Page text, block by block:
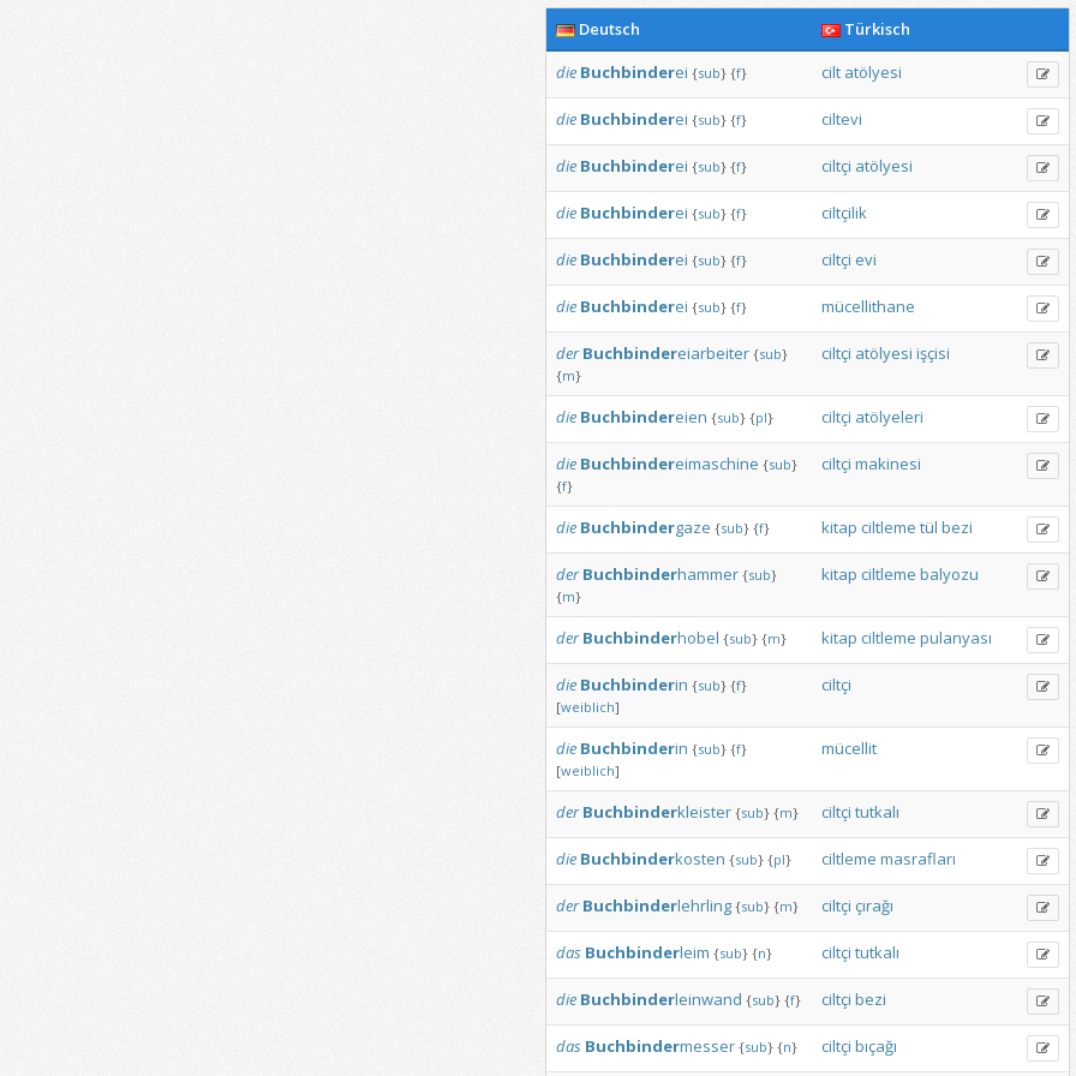
Deutsch
Türkisch
die Buchbinderei {sub} {f} cilt atölyesi
die Buchbinderei {sub} {f} ciltevi
die Buchbinderei {sub} {f} ciltçi atölyesi
die Buchbinderei {sub} {f} ciltçilik
die Buchbinderei {sub} {f} ciltçi evi
die Buchbinderei {sub} {f} mücellithane
der Buchbindereiarbeiter {sub}
{m}
ciltçi atölyesi işçisi
die Buchbindereien {sub} {pl} ciltçi atölyeleri
die Buchbindereimaschine {sub}
{f}
ciltçi makinesi
die Buchbindergaze {sub} {f} kitap ciltleme tül bezi
der Buchbinderhammer {sub}
{m}
kitap ciltleme balyozu
der Buchbinderhobel {sub} {m} kitap ciltleme pulanyası
die Buchbinderin {sub} {f}
[weiblich]
ciltçi
die Buchbinderin {sub} {f}
[weiblich]
mücellit
der Buchbinderkleister {sub} {m} ciltçi tutkalı
die Buchbinderkosten {sub} {pl} ciltleme masrafları
der Buchbinderlehrling {sub} {m} ciltçi çırağı
das Buchbinderleim {sub} {n} ciltçi tutkalı
die Buchbinderleinwand {sub} {f} ciltçi bezi
das Buchbindermesser {sub} {n} ciltçi bıçağı